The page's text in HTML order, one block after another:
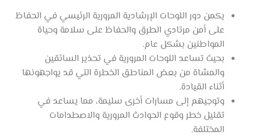
يكمن دور اللوحات الإرشادية المرورية الرئيسي في الحفاظ
على أمن مرتادي الطرق والحفاظ على سلامة وحياة
المواطنين بشكل عام.
بحيث تساعد اللوحات المرورية في تحذير السائقين
والمشاة من بعض المناطق الخطرة التي قد يواجهونها
أثناء القيادة.
وتوجيهم إلى مسارات أخرى سليمة، مما يساعد في
تقليل خطر وقوع الحوادث المرورية والاصطدامات
المختلفة.